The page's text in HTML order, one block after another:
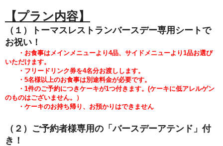
【プラン内容】
（１）トーマスレストランバースデー専用シートで
お祝い！
・お食事はメインメニューより4品、サイドメニューより1品お選び
いただけます。
・フリードリンク券を4名分お渡しします。
・5名様以上のお食事は別途料金が必要です。
・1件のご予約につきケーキが1つ付きます。 (ケーキに低アレルゲン
のものはございません。）
・ケーキのお持ち帰り、お預かりはできません
（２）ご予約者様専用の「バースデーアテンド」付
き！